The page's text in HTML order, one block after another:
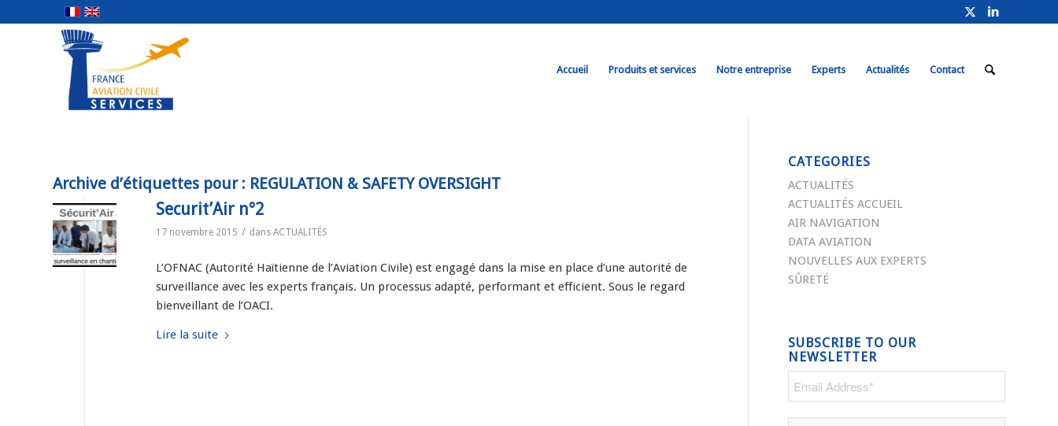
Accueil Produits et services Notre entreprise Experts Actualités Contact
Archive d’étiquettes pour : REGULATION & SAFETY OVERSIGHT
Securit’Air n°2
17 novembre 2015 / dans ACTUALITÉS
L’OFNAC (Autorité Haïtienne de l’Aviation Civile) est engagé dans la mise en place d’une autorité de
surveillance avec les experts français. Un processus adapté, performant et efficient. Sous le regard
bienveillant de l’OACI.
Lire la suite
CATEGORIES
ACTUALITÉS
ACTUALITÉS ACCUEIL
AIR NAVIGATION
DATA AVIATION
NOUVELLES AUX EXPERTS
SÛRETÉ
SUBSCRIBE TO OUR
NEWSLETTER